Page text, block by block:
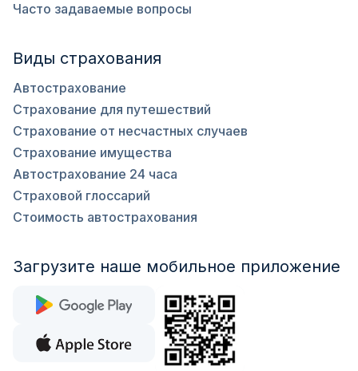
Часто задаваемые вопросы
Виды страхования
Автострахование
Страхование для путешествий
Страхование от несчастных случаев
Страхование имущества
Автострахование 24 часа
Страховой глоссарий
Стоимость автострахования
Загрузите наше мобильное приложение